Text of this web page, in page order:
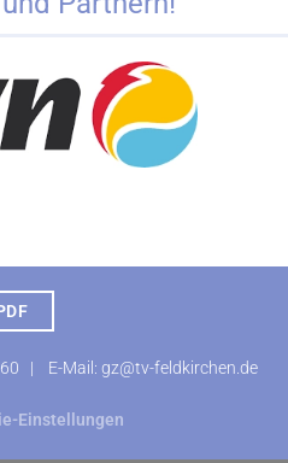
| E-Mail: gz@tv-feldkirchen.de
Einstellungen